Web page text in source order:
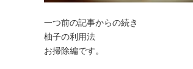
一つ前の記事からの続き
柚子の利用法
お掃除編です。